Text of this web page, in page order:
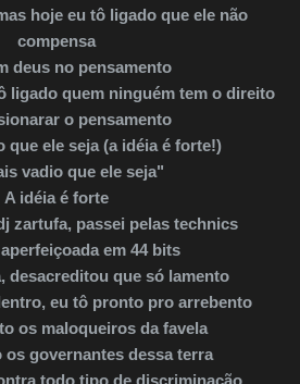
hoje eu tô ligado que ele não
compensa
deus no pensamento
ligado quem ninguém tem o direito
o pensamento
que ele seja (a idéia é forte!)
vadio que ele seja"
A idéia é forte
zartufa, passei pelas technics
em 44 bits
desacreditou que só lamento
eu tô pronto pro arrebento
os maloqueiros da favela
os governantes dessa terra